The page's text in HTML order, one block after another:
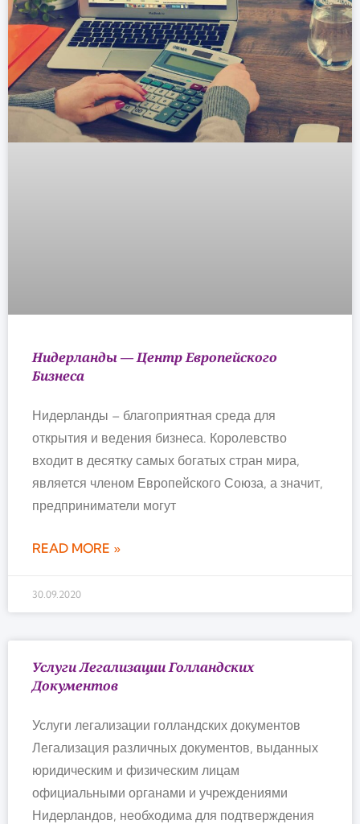
Нидерланды — Центр Европейского
Бизнеса
Нидерланды – благоприятная среда для
открытия и ведения бизнеса. Королевство
входит в десятку самых богатых стран мира,
является членом Европейского Союза, а значит,
предприниматели могут
READ MORE »
30.09.2020
Услуги Легализации Голландских
Документов
Услуги легализации голландских документов
Легализация различных документов, выданных
юридическим и физическим лицам
официальными органами и учреждениями
Нидерландов, необходима для подтверждения